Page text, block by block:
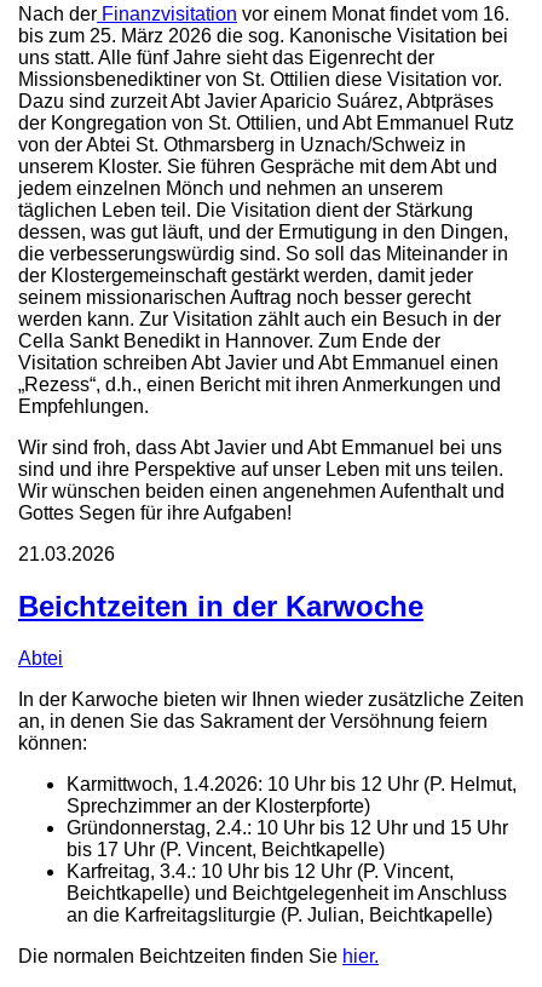
Nach der Finanzvisitation vor einem Monat findet vom 16.
bis zum 25. März 2026 die sog. Kanonische Visitation bei
uns statt. Alle fünf Jahre sieht das Eigenrecht der
Missionsbenediktiner von St. Ottilien diese Visitation vor.
Dazu sind zurzeit Abt Javier Aparicio Suárez, Abtpräses
der Kongregation von St. Ottilien, und Abt Emmanuel Rutz
von der Abtei St. Othmarsberg in Uznach/Schweiz in
unserem Kloster. Sie führen Gespräche mit dem Abt und
jedem einzelnen Mönch und nehmen an unserem
täglichen Leben teil. Die Visitation dient der Stärkung
dessen, was gut läuft, und der Ermutigung in den Dingen,
die verbesserungswürdig sind. So soll das Miteinander in
der Klostergemeinschaft gestärkt werden, damit jeder
seinem missionarischen Auftrag noch besser gerecht
werden kann. Zur Visitation zählt auch ein Besuch in der
Cella Sankt Benedikt in Hannover. Zum Ende der
Visitation schreiben Abt Javier und Abt Emmanuel einen
„Rezess“, d.h., einen Bericht mit ihren Anmerkungen und
Empfehlungen.
Wir sind froh, dass Abt Javier und Abt Emmanuel bei uns
sind und ihre Perspektive auf unser Leben mit uns teilen.
Wir wünschen beiden einen angenehmen Aufenthalt und
Gottes Segen für ihre Aufgaben!
21.03.2026
Beichtzeiten in der Karwoche
Abtei
In der Karwoche bieten wir Ihnen wieder zusätzliche Zeiten
an, in denen Sie das Sakrament der Versöhnung feiern
können:
Karmittwoch, 1.4.2026: 10 Uhr bis 12 Uhr (P. Helmut,
Sprechzimmer an der Klosterpforte)
Gründonnerstag, 2.4.: 10 Uhr bis 12 Uhr und 15 Uhr
bis 17 Uhr (P. Vincent, Beichtkapelle)
Karfreitag, 3.4.: 10 Uhr bis 12 Uhr (P. Vincent,
Beichtkapelle) und Beichtgelegenheit im Anschluss
an die Karfreitagsliturgie (P. Julian, Beichtkapelle)
Die normalen Beichtzeiten finden Sie hier.